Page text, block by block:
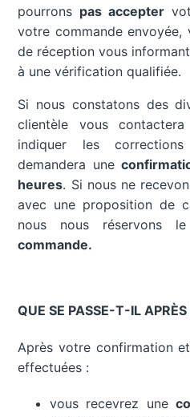
pourrons pas accepter
votre commande envoyée,
de réception vous
à une vérification qualifiée.
Si nous constatons des
clientèle vous
indiquer les
demandera une
heures. Si nous ne
avec une proposition de
nous nous réservons
commande.
QUE SE PASSE-T-IL
Après votre confirmation
effectuées :
vous recevrez une